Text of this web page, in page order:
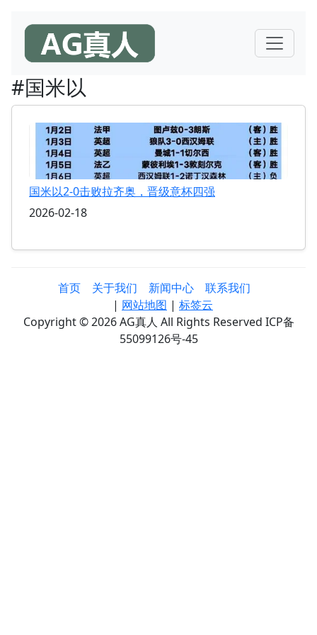
#国米以
国米以2-0击败拉齐奥，晋级意杯四强
2026-02-18
首页 关于我们 新闻中心
联系我们
| 网站地图 | 标签云
Copyright © 2026 AG真人 All Rights Reserved ICP备
55099126号-45